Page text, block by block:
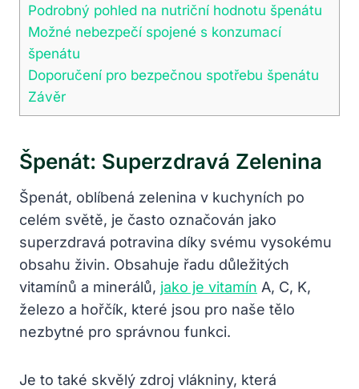
Podrobný pohled na nutriční hodnotu špenátu
Možné nebezpečí spojené s konzumací
špenátu
Doporučení pro bezpečnou spotřebu špenátu
Závěr
Špenát: Superzdravá Zelenina
Špenát, oblíbená zelenina v kuchyních po
celém světě, je často označován jako
superzdravá potravina díky svému vysokému
obsahu živin. Obsahuje řadu důležitých
vitamínů a minerálů, jako je vitamín A, C, K,
železo a hořčík, které jsou pro naše tělo
nezbytné pro správnou funkci.
Je to také skvělý zdroj vlákniny, která